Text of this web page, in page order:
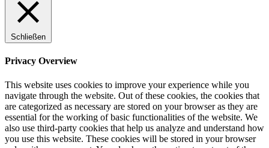
Schließen
Privacy Overview
This website uses cookies to improve your experience while you
navigate through the website. Out of these cookies, the cookies that
are categorized as necessary are stored on your browser as they are
essential for the working of basic functionalities of the website. We
also use third-party cookies that help us analyze and understand how
you use this website. These cookies will be stored in your browser